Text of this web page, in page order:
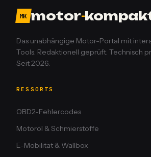
MK motor-
Das unabhängige Motor-Portal mit
Tools. Redaktionell geprüft. Technisch
Seit 2026.
RESSORTS
OBD2-Fehlercodes
Motoröl & Schmierstoffe
E-Mobilität & Wallbox